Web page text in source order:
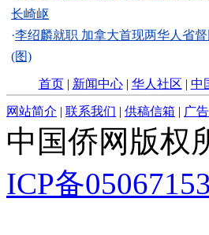
长崎岖
·李绍麟就职 加拿大首现两华人省
(图)
首页| 新闻中心| 华人社区 | 中
网站简介 | 联系我们 | 供稿信箱 | 广
中国侨网版权
ICP备